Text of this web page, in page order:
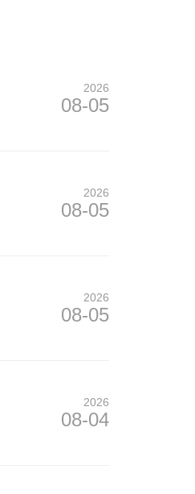
2026
08-05
2026
08-05
2026
08-05
2026
08-04